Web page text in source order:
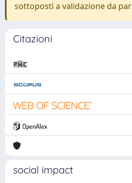
sottoposti a validazione da
Citazioni
social impact